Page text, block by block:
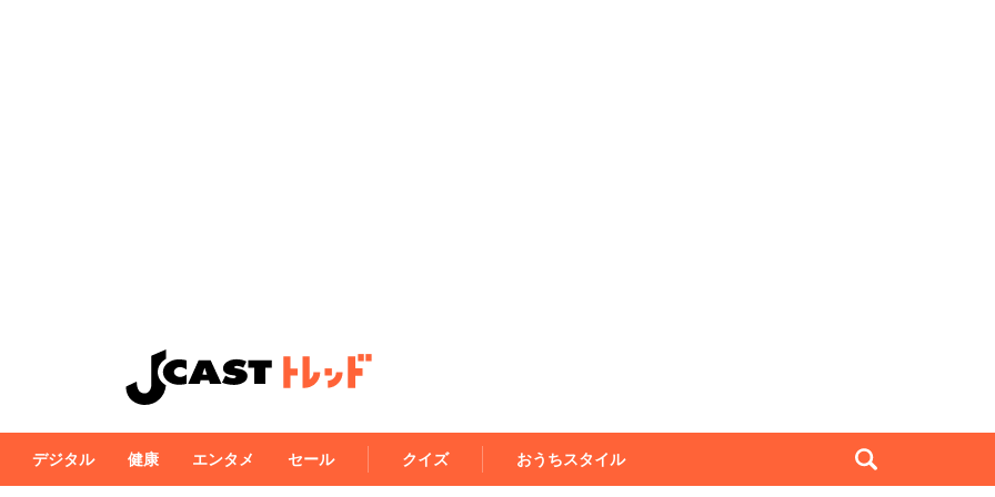
デジタル 健康 エンタメ セール クイズ おうちスタイル